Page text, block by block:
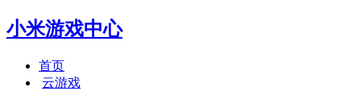
小米游戏中心
首页
云游戏